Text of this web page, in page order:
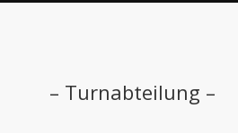
– Turnabteilung –